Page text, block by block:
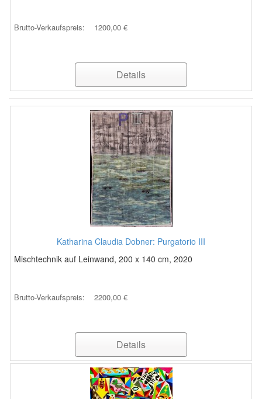
Brutto-Verkaufspreis: 1200,00 €
Details
Katharina Claudia Dobner: Purgatorio III
Mischtechnik auf Leinwand, 200 x 140 cm, 2020
Brutto-Verkaufspreis: 2200,00 €
Details